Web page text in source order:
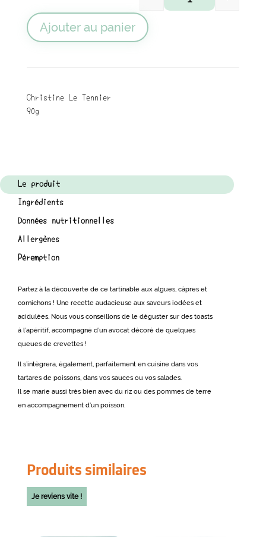
quantité de
Ajouter au panier
Christine Le Tennier
90g
Le produit
Ingrédients
Données nutritionnelles
Allergènes
Péremption
Partez à la découverte de ce tartinable aux algues, câpres et
cornichons ! Une recette audacieuse aux saveurs iodées et
acidulées. Nous vous conseillons de le déguster sur des toasts
à l’apéritif, accompagné d’un avocat décoré de quelques
queues de crevettes !
Il s’intègrera, également, parfaitement en cuisine dans vos
tartares de poissons, dans vos sauces ou vos salades.
Il se marie aussi très bien avec du riz ou des pommes de terre
en accompagnement d’un poisson.
Produits similaires
Je reviens vite !